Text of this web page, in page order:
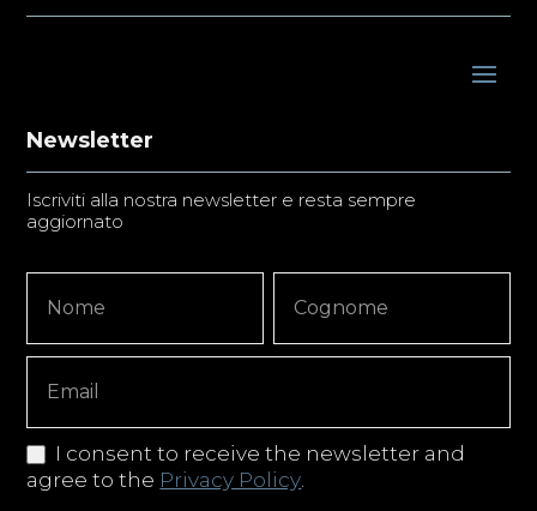
Newsletter
Iscriviti alla nostra newsletter e resta sempre
aggiornato
Signup
Copy
I consent to receive the newsletter and
agree to the Privacy Policy